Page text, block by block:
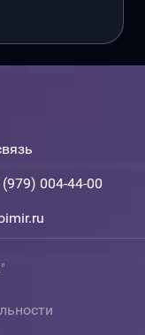
004-44-00